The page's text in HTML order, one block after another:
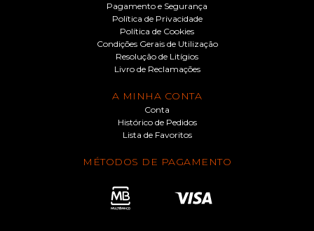
Pagamento e Segurança
Política de Privacidade
Política de Cookies
Condições Gerais de Utilização
Resolução de Litígios
Livro de Reclamações
A MINHA CONTA
Conta
Histórico de Pedidos
Lista de Favoritos
MÉTODOS DE PAGAMENTO